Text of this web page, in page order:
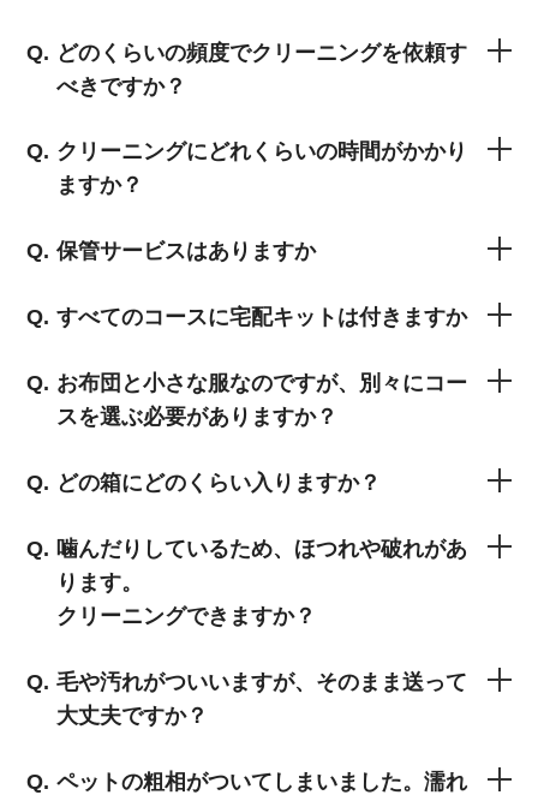
どのくらいの頻度でクリーニングを依頼す
べきですか？
クリーニングにどれくらいの時間がかかり
ますか？
保管サービスはありますか
すべてのコースに宅配キットは付きますか
お布団と小さな服なのですが、別々にコー
スを選ぶ必要がありますか？
どの箱にどのくらい入りますか？
噛んだりしているため、ほつれや破れがあ
ります。
クリーニングできますか？
毛や汚れがついいますが、そのまま送って
大丈夫ですか？
ペットの粗相がついてしまいました。濡れ